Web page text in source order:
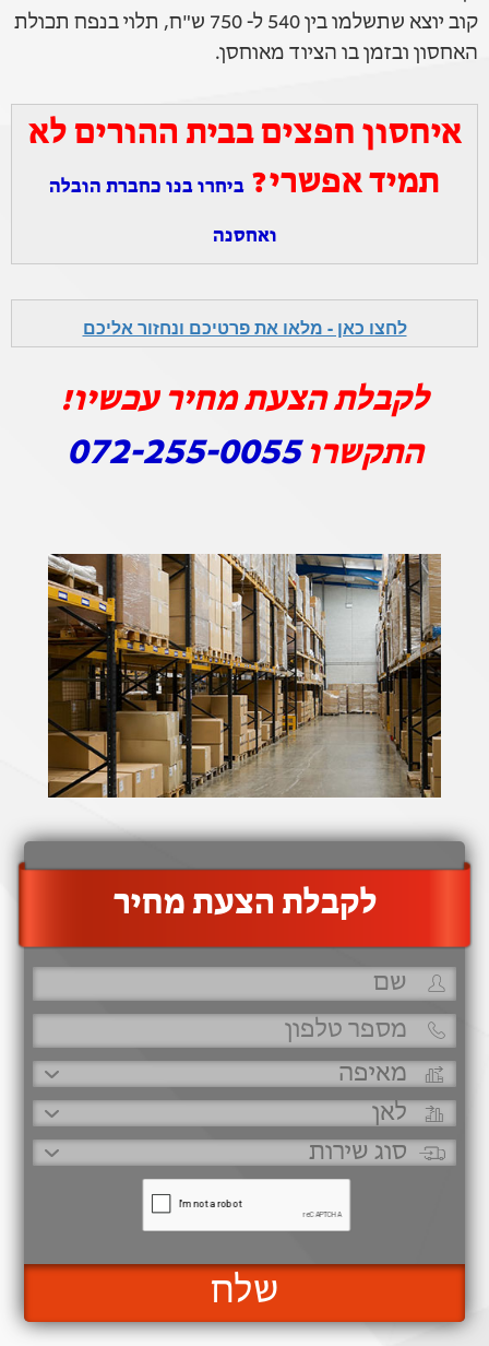
קוב יוצא שתשלמו בין 540 ל- 750 ש"ח, תלוי בנפח תכולת
האחסון ובזמן בו הציוד מאוחסן.
איחסון חפצים בבית ההורים לא
תמיד אפשרי? ביחרו בנו כחברת הובלה
ואחסנה
לחצו כאן - מלאו את פרטיכם ונחזור אליכם
לקבלת הצעת מחיר עכשיו!
התקשרו072-255-0055
‫לקבלת הצעת מחיר
שלח